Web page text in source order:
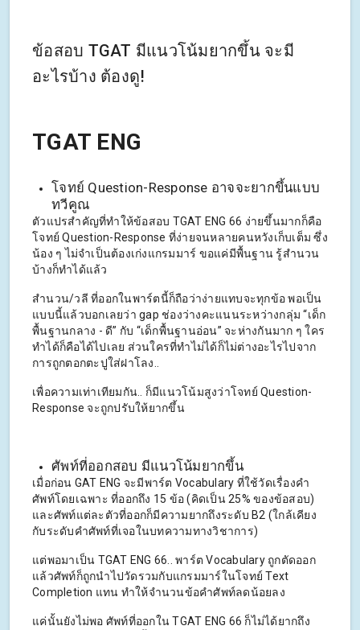
ข้อสอบ TGAT มีแนวโน้มยากขึ้น จะมี
อะไรบ้าง ต้องดู!
TGAT ENG
โจทย์ Question-Response อาจจะยากขึ้นแบบ
ทวีคูณ
ตัวแปรสำคัญที่ทำให้ข้อสอบ TGAT ENG 66 ง่ายขึ้นมากก็คือ
โจทย์ Question-Response ที่ง่ายจนหลายคนหวังเก็บเต็ม ซึ่ง
น้อง ๆ ไม่จำเป็นต้องเก่งแกรมมาร์ ขอแค่มีพื้นฐาน รู้สำนวน
บ้างก็ทำได้แล้ว
สำนวน/วลี ที่ออกในพาร์ตนี้ก็ถือว่าง่ายแทบจะทุกข้อ พอเป็น
แบบนี้แล้วบอกเลยว่า gap ช่องว่างคะแนนระหว่างกลุ่ม “เด็ก
พื้นฐานกลาง - ดี” กับ “เด็กพื้นฐานอ่อน” จะห่างกันมาก ๆ ใคร
ทำได้ก็คือได้ไปเลย ส่วนใครที่ทำไม่ได้ก็ไม่ต่างอะไรไปจาก
การถูกตอกตะปูใส่ฝาโลง..
เพื่อความเท่าเทียมกัน.. ก็มีแนวโน้มสูงว่าโจทย์ Question-
Response จะถูกปรับให้ยากขึ้น
ศัพท์ที่ออกสอบ มีแนวโน้มยากขึ้น
เมื่อก่อน GAT ENG จะมีพาร์ต Vocabulary ที่ใช้วัดเรื่องคำ
ศัพท์โดยเฉพาะ ที่ออกถึง 15 ข้อ (คิดเป็น 25% ของข้อสอบ)
และศัพท์แต่ละตัวที่ออกก็มีความยากถึงระดับ B2 (ใกล้เคียง
กับระดับคำศัพท์ที่เจอในบทความทางวิชาการ)
แต่พอมาเป็น TGAT ENG 66.. พาร์ต Vocabulary ถูกตัดออก
แล้วศัพท์ก็ถูกนำไปวัดรวมกับแกรมมาร์ในโจทย์ Text
Completion แทน ทำให้จำนวนข้อคำศัพท์ลดน้อยลง
แค่นั้นยังไม่พอ ศัพท์ที่ออกใน TGAT ENG 66 ก็ไม่ได้ยากถึง